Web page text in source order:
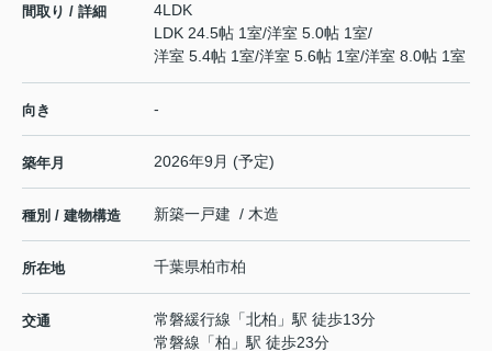
間取り / 詳細
4LDK
LDK 24.5帖 1室/洋室 5.0帖 1室/
洋室 5.4帖 1室/洋室 5.6帖 1室/洋室 8.0帖 1室
向き -
築年月 2026年9月 (予定)
種別 / 建物構造 新築一戸建 / 木造
所在地 千葉県柏市柏
交通 常磐緩行線 「北柏 」駅 徒歩13分
常磐線 「柏 」駅 徒歩23分